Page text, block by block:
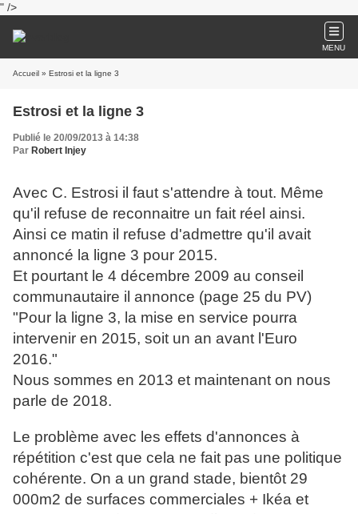
" />
MENU
Accueil » Estrosi et la ligne 3
Estrosi et la ligne 3
Publié le 20/09/2013 à 14:38
Par Robert Injey
Avec C. Estrosi il faut s'attendre à tout. Même
qu'il refuse de reconnaitre un fait réel ainsi.
Ainsi ce matin il refuse d'admettre qu'il avait
annoncé la ligne 3 pour 2015.
Et pourtant le 4 décembre 2009 au conseil
communautaire il annonce (page 25 du PV)
"Pour la ligne 3, la mise en service pourra
intervenir en 2015, soit un an avant l'Euro
2016."
Nous sommes en 2013 et maintenant on nous
parle de 2018.
Le problème avec les effets d'annonces à
répétition c'est que cela ne fait pas une politique
cohérente. On a un grand stade, bientôt 29
000m2 de surfaces commerciales + Ikéa et